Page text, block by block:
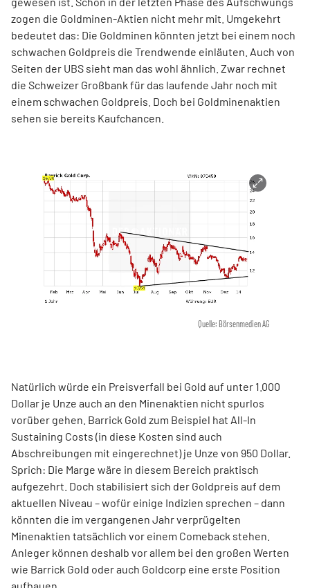
zogen die Goldminen-Aktien nicht mehr mit. Umgekehrt
bedeutet das: Die Goldminen könnten jetzt bei einem noch
schwachen Goldpreis die Trendwende einläuten. Auch von
Seiten der UBS sieht man das wohl ähnlich. Zwar rechnet
die Schweizer Großbank für das laufende Jahr noch mit
einem schwachen Goldpreis. Doch bei Goldminenaktien
sehen sie bereits Kaufchancen.
Quelle: Börsenmedien AG
Natürlich würde ein Preisverfall bei Gold auf unter 1.000
Dollar je Unze auch an den Minenaktien nicht spurlos
vorüber gehen. Barrick Gold zum Beispiel hat All-In
Sustaining Costs (in diese Kosten sind auch
Abschreibungen mit eingerechnet) je Unze von 950 Dollar.
Sprich: Die Marge wäre in diesem Bereich praktisch
aufgezehrt. Doch stabilisiert sich der Goldpreis auf dem
aktuellen Niveau – wofür einige Indizien sprechen – dann
könnten die im vergangenen Jahr verprügelten
Minenaktien tatsächlich vor einem Comeback stehen.
Anleger können deshalb vor allem bei den großen Werten
wie Barrick Gold oder auch Goldcorp eine erste Position